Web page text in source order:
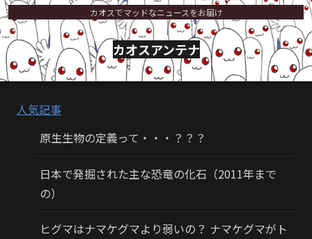
カオスでマッドなニュースをお届け
カオスアンテナ
人気記事
原生生物の定義って・・・？？？
日本で発掘された主な恐竜の化石（2011年まで
の）
ヒグマはナマケグマより弱いの？ ナマケグマがト